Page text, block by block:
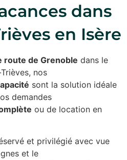
dans
en Isère
route de Grenoble dans le
nos
sont la solution idéale
demandes
ou de location en
et privilégié avec vue
et le